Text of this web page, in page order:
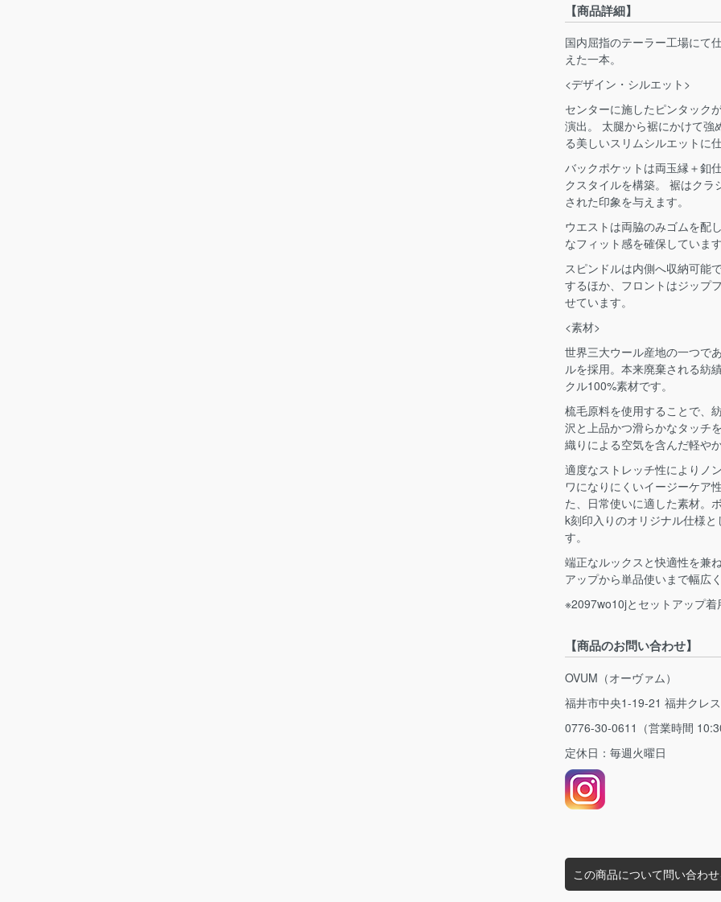
【商品詳細】
国内屈指のテーラー工場にて
えた一本。
<デザイン・シルエット>
センターに施したピンタック
演出。 太腿から裾にかけて強
る美しいスリムシルエットに
バックポケットは両玉縁＋釦
クスタイルを構築。 裾はクラ
された印象を与えます。
ウエストは両脇のみゴムを配
なフィット感を確保しています
スピンドルは内側へ収納可能
するほか、フロントはジップ
せています。
<素材>
世界三大ウール産地の一つで
ルを採用。本来廃棄される紡
クル100%素材です。
梳毛原料を使用することで、
沢と上品かつ滑らかなタッチ
織りによる空気を含んだ軽や
適度なストレッチ性によりノ
ワになりにくいイージーケア
た、日常使いに適した素材。
k刻印入りのオリジナル仕様
す。
端正なルックスと快適性を兼
アップから単品使いまで幅広
※2097wo10jとセットアップ着
【商品のお問い合わせ】
OVUM（オーヴァム）
福井市中央1-19-21 福井クレ
0776-30-0611（営業時間
定休日：毎週火曜日
この商品について問い合わせ